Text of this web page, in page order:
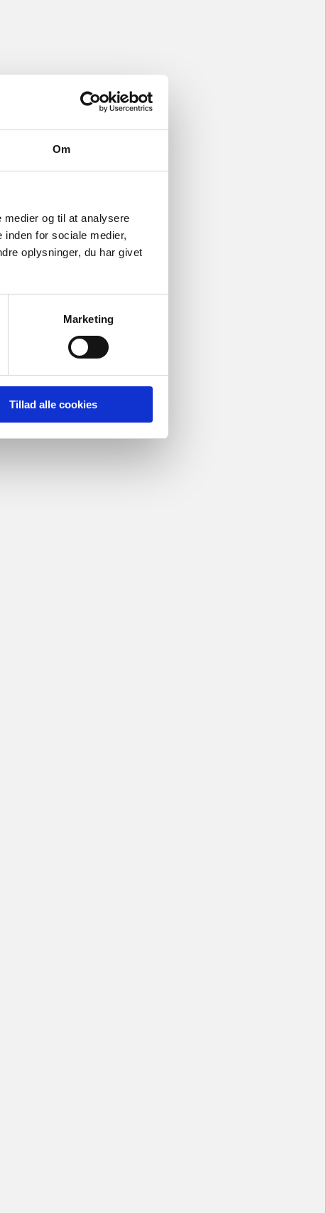
Om
og til at analysere
for sociale medier,
oplysninger, du har givet
Marketing
Tillad alle cookies